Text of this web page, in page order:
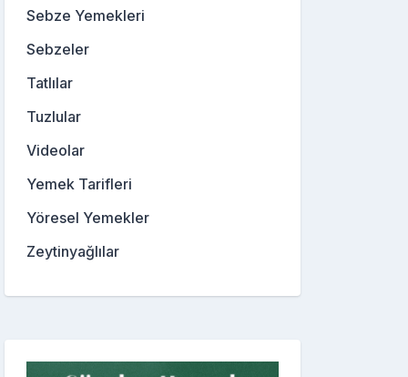
Sebze Yemekleri
Sebzeler
Tatlılar
Tuzlular
Videolar
Yemek Tarifleri
Yöresel Yemekler
Zeytinyağlılar